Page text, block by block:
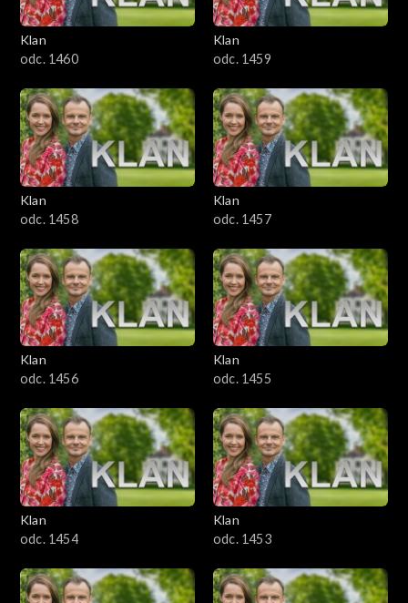
Klan
odc. 1460
Klan
odc. 1459
Klan
odc. 1458
Klan
odc. 1457
Klan
odc. 1456
Klan
odc. 1455
Klan
odc. 1454
Klan
odc. 1453